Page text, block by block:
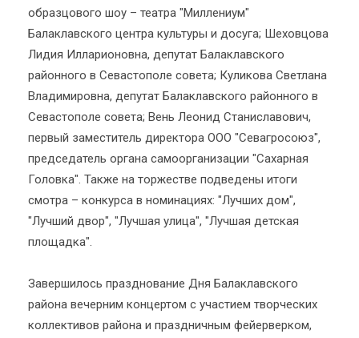
образцового шоу – театра "Миллениум"
Балаклавского центра культуры и досуга; Шеховцова
Лидия Илларионовна, депутат Балаклавского
районного в Севастополе совета; Куликова Светлана
Владимировна, депутат Балаклавского районного в
Севастополе совета; Вень Леонид Станиславович,
первый заместитель директора ООО "Севагросоюз",
председатель органа самоорганизации "Сахарная
Головка". Также на торжестве подведены итоги
смотра – конкурса в номинациях: "Лучших дом",
"Лучший двор", "Лучшая улица", "Лучшая детская
площадка".
Завершилось празднование Дня Балаклавского
района вечерним концертом с участием творческих
коллективов района и праздничным фейерверком,